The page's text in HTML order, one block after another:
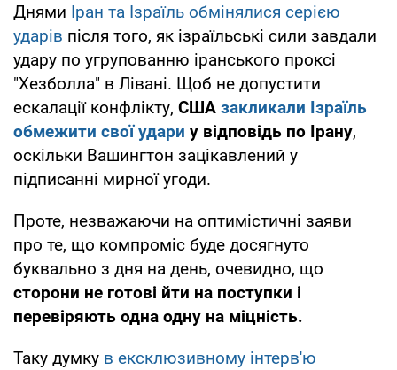
Днями Іран та Ізраїль обмінялися серією
ударів після того, як ізраїльські сили завдали
удару по угрупованню іранського проксі
"Хезболла" в Лівані. Щоб не допустити
ескалації конфлікту, США закликали Ізраїль
обмежити свої удари у відповідь по Ірану,
оскільки Вашингтон зацікавлений у
підписанні мирної угоди.
Проте, незважаючи на оптимістичні заяви
про те, що компроміс буде досягнуто
буквально з дня на день, очевидно, що
сторони не готові йти на поступки і
перевіряють одна одну на міцність.
Таку думку в ексклюзивному інтерв'ю